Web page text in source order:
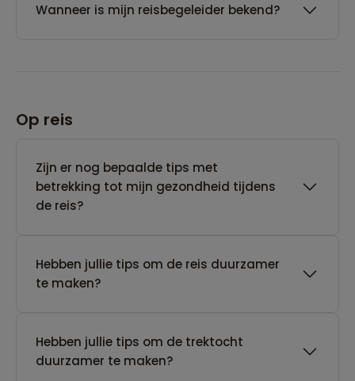
Wanneer is mijn reisbegeleider bekend?
Op reis
Zijn er nog bepaalde tips met
betrekking tot mijn gezondheid tijdens
de reis?
Hebben jullie tips om de reis duurzamer
te maken?
Hebben jullie tips om de trektocht
duurzamer te maken?